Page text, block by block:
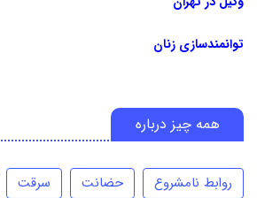
توانمندسازی زنان
همه چیز درباره
روابط نامشروع حضانت سرقت